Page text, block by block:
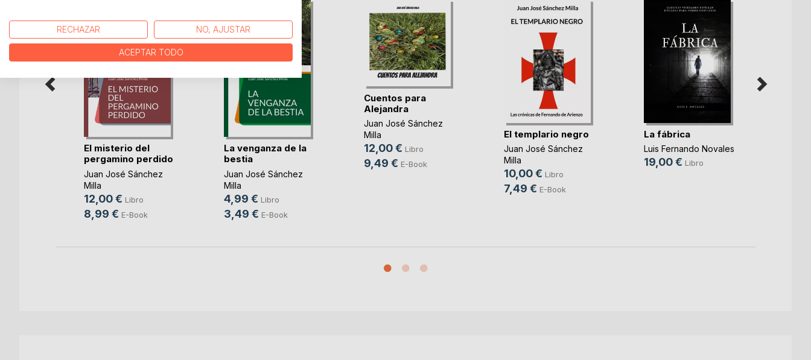
El misterio del
pergamino perdido
Juan José Sánchez
Milla
12,00 € Libro
8,99 € E-Book
La venganza de la
bestia
Juan José Sánchez
Milla
4,99 € Libro
3,49 € E-Book
Cuentos para
Alejandra
Juan José Sánchez
Milla
12,00 € Libro
9,49 € E-Book
El templario negro
Juan José Sánchez
Milla
10,00 € Libro
7,49 € E-Book
La fábrica
Luis Fernando Novales
19,00 € Libro
RECHAZAR NO, AJUSTAR
ACEPTAR TODO